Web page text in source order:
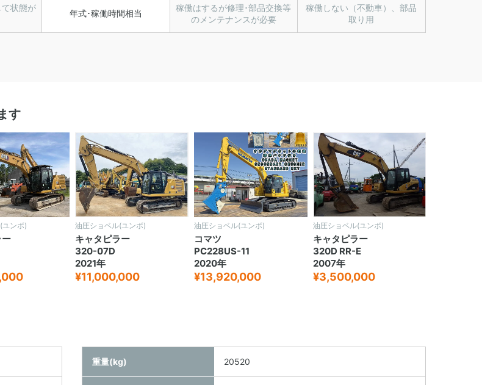
状態が
年式･稼働時間相当
稼働はするが修理･部品交換等
のメンテナンスが必要
稼働しない（不動車）、部品
取り用
す
ユンボ) 油圧ショベル(ユンボ)
キャタピラー
320-07D
2021年
¥11,000,000
油圧ショベル(ユンボ)
コマツ
PC228US-11
2020年
¥13,920,000
油圧ショベル(ユンボ)
キャタピラー
320D RR-E
2007年
¥3,500,000
重量(kg) 20520